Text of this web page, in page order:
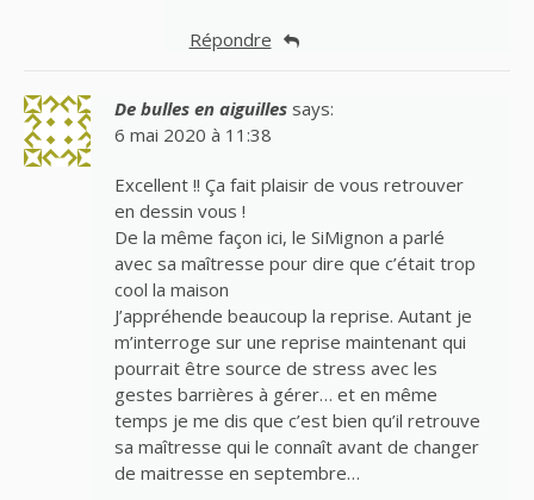
Répondre
De bulles en aiguilles says:
6 mai 2020 à 11:38
Excellent !! Ça fait plaisir de vous retrouver
en dessin vous !
De la même façon ici, le SiMignon a parlé
avec sa maîtresse pour dire que c’était trop
cool la maison
J’appréhende beaucoup la reprise. Autant je
m’interroge sur une reprise maintenant qui
pourrait être source de stress avec les
gestes barrières à gérer… et en même
temps je me dis que c’est bien qu’il retrouve
sa maîtresse qui le connaît avant de changer
de maitresse en septembre…